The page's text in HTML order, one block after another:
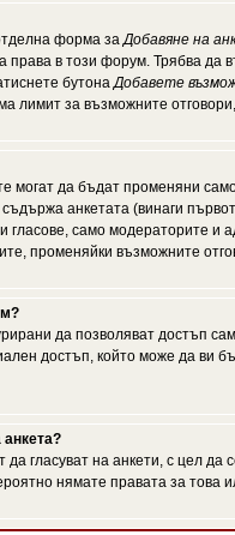
форма заДобавяне на
права в този форум. Трябва да
бутонаДобавете
лимит за възможните
могат да бъдат променяни
анкетата (винаги
гласове, само модераторите и
променяйки възможните
да позволяват достъп
достъп, който може да ви
гласуват на анкети, с цел
нямате правата за това